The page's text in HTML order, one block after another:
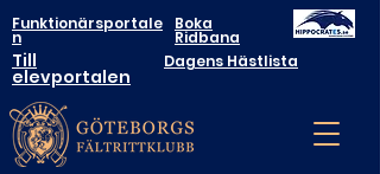
Funktionärsportale
n
Boka
Ridbana
Till
elevportalen
Dagens Hästlista